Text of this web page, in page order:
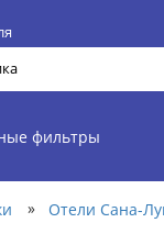
фильтры
» Отели Сана-